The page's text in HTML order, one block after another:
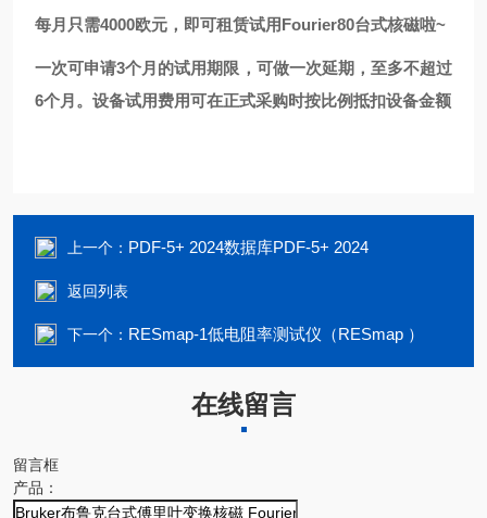
每月只需4000欧元，即可租赁试用Fourier80台式核磁啦~
一次可申请3个月的试用期限，可做一次延期，至多不超过
6个月。设备试用费用可在正式采购时按比例抵扣设备金额
上一个： PDF-5+ 2024数据库PDF-5+ 2024
返回列表
下一个： RESmap-1低电阻率测试仪（RESmap ）
在线留言
留言框
产品：